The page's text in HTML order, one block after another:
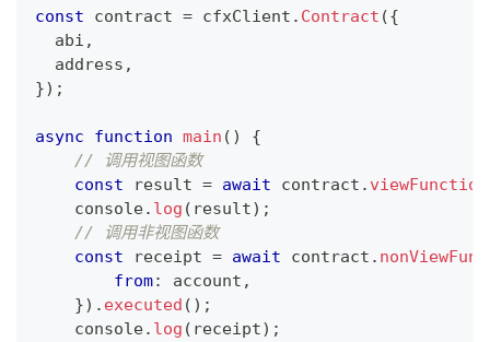
const contract = cfxClient . Contract ({
  abi
,
  address
,
}) ;
async function main ( )
{
// 调用视图函数
const result = await contract .
console. log ( result) ;
// 调用非视图函数
const receipt = await contract .
from: account ,
}) . executed ( ) ;
console. log ( receipt) ;